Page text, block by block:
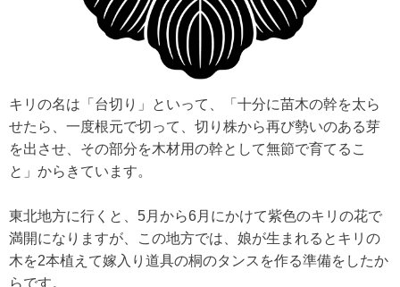
キリの名は「台切り」といって、「十分に苗木の幹を太ら
せたら、一度根元で切って、切り株から再び勢いのある芽
を出させ、その部分を木材用の幹として無節で育てるこ
と」からきています。
東北地方に行くと、5月から6月にかけて紫色のキリの花で
満開になりますが、この地方では、娘が生まれるとキリの
木を2本植えて嫁入り道具の桐のタンスを作る準備をしたか
らです。